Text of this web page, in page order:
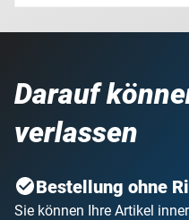
Darauf
verlassen
Bestellung ohne
Sie können Ihre Artikel